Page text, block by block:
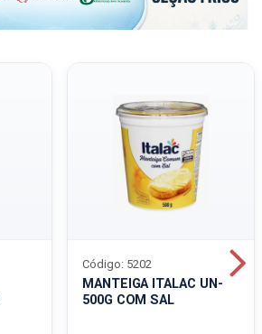
MANTEIGA ITALAC UN-
500G COM SAL
Código: 5202